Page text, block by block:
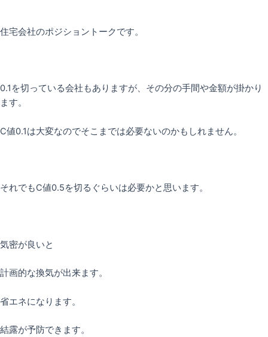
住宅会社のポジショントークです。
0.1を切っている会社もありますが、その分の手間や金額が掛かり
ます。
C値0.1は大変なのでそこまでは必要ないのかもしれません。
それでもC値0.5を切るぐらいは必要かと思います。
気密が良いと
計画的な換気が出来ます。
省エネになります。
結露が予防できます。